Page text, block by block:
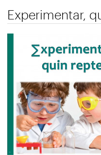
Experimentar,
Immagine